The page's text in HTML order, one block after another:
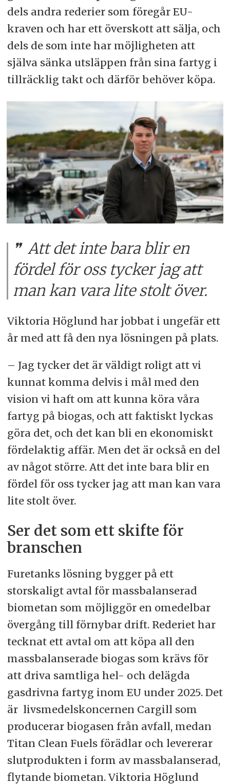
dels andra rederier som föregår EU-
kraven och har ett överskott att sälja, och
dels de som inte har möjligheten att
själva sänka utsläppen från sina fartyg i
tillräcklig takt och därför behöver köpa.
Att det inte bara blir en
fördel för oss tycker jag att
man kan vara lite stolt över.
Viktoria Höglund har jobbat i ungefär ett
år med att få den nya lösningen på plats.
– Jag tycker det är väldigt roligt att vi
kunnat komma delvis i mål med den
vision vi haft om att kunna köra våra
fartyg på biogas, och att faktiskt lyckas
göra det, och det kan bli en ekonomiskt
fördelaktig affär. Men det är också en del
av något större. Att det inte bara blir en
fördel för oss tycker jag att man kan vara
lite stolt över.
Ser det som ett skifte för
branschen
Furetanks lösning bygger på ett
storskaligt avtal för massbalanserad
biometan som möjliggör en omedelbar
övergång till förnybar drift. Rederiet har
tecknat ett avtal om att köpa all den
massbalanserade biogas som krävs för
att driva samtliga hel- och delägda
gasdrivna fartyg inom EU under 2025. Det
är livsmedelskoncernen Cargill som
producerar biogasen från avfall, medan
Titan Clean Fuels förädlar och levererar
slutprodukten i form av massbalanserad,
flytande biometan. Viktoria Höglund